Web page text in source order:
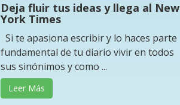
Deja fluir tus ideas y llega al New
York Times
Si te apasiona escribir y lo haces parte
fundamental de tu diario vivir en todos
sus sinónimos y como ...
Leer Más